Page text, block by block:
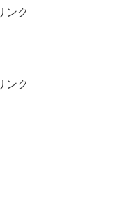
ンク
ンク